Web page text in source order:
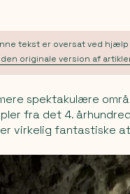
tekst er oversat ved
den originale version af
spektakulære
fra det 4.
virkelig fantastiske